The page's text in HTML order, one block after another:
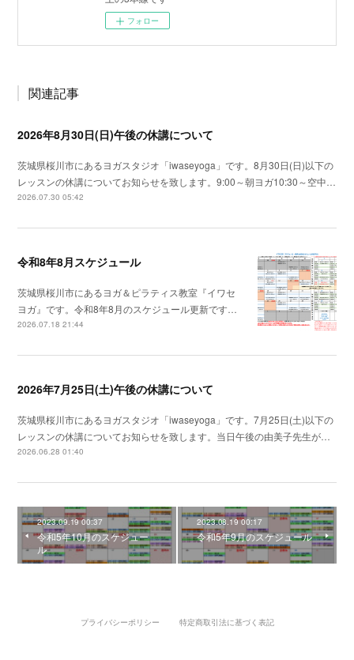
フォロー
関連記事
2026年8月30日(日)午後の休講について
茨城県桜川市にあるヨガスタジオ「iwaseyoga」です。8月30日(日)以下の
レッスンの休講についてお知らせを致します。9:00～朝ヨガ10:30～空中…
2026.07.30 05:42
令和8年8月スケジュール
茨城県桜川市にあるヨガ＆ピラティス教室『イワセ
ヨガ』です。令和8年8月のスケジュール更新です…
2026.07.18 21:44
2026年7月25日(土)午後の休講について
茨城県桜川市にあるヨガスタジオ「iwaseyoga」です。7月25日(土)以下の
レッスンの休講についてお知らせを致します。当日午後の由美子先生が…
2026.06.28 01:40
2023.09.19 00:37
令和5年10月のスケジュー
ル
2023.08.19 00:17
令和5年9月のスケジュール
プライバシーポリシー 特定商取引法に基づく表記